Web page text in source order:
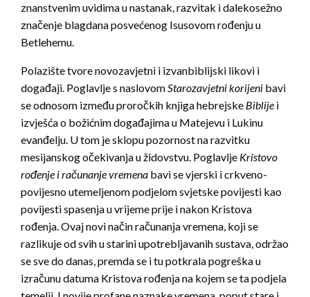
znanstvenim uvidima u nastanak, razvitak i dalekosežno
značenje blagdana posvećenog Isusovom rođenju u
Betlehemu.
Polazište tvore novozavjetni i izvanbiblijski likovi i
događaji. Poglavlje s naslovomStarozavjetni korijeni bavi
se odnosom između proročkih knjiga hebrejske Biblije i
izvješća o božićnim događajima u Matejevu i Lukinu
evanđelju. U tom je sklopu pozornost na razvitku
mesijanskog očekivanja u židovstvu. Poglavlje Kristovo
rođenje i računanje vremena bavi se vjerski i crkveno-
povijesno utemeljenom podjelom svjetske povijesti kao
povijesti spasenja u vrijeme prije i nakon Kristova
rođenja. Ovaj novi način računanja vremena, koji se
razlikuje od svih u starini upotrebljavanih sustava, održao
se sve do danas, premda se i tu potkrala pogreška u
izračunu datuma Kristova rođenja na kojem se ta podjela